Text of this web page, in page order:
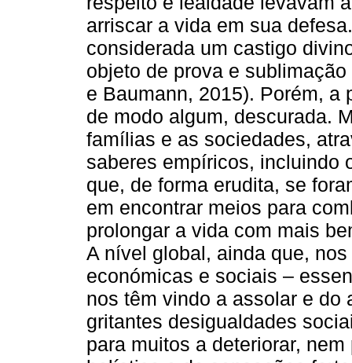
arriscar a vida em sua
considerada um castigo
objeto de prova e
e Baumann, 2015). Porém, a
de modo algum, descurada.
famílias e as sociedades,
saberes empíricos, incluindo
que, de forma erudita, se
em encontrar meios para
prolongar a vida com mais
A nível global, ainda que,
económicas e sociais –
nos têm vindo a assolar e do
gritantes desigualdades
para muitos a deteriorar,